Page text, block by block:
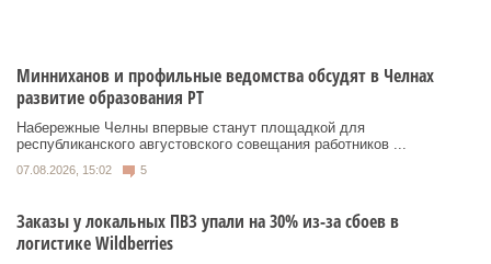
Минниханов и профильные ведомства обсудят в Челнах
развитие образования РТ
Набережные Челны впервые станут площадкой для
республиканского августовского совещания работников ...
07.08.2026, 15:02 5
Заказы у локальных ПВЗ упали на 30% из-за сбоев в
логистике Wildberries